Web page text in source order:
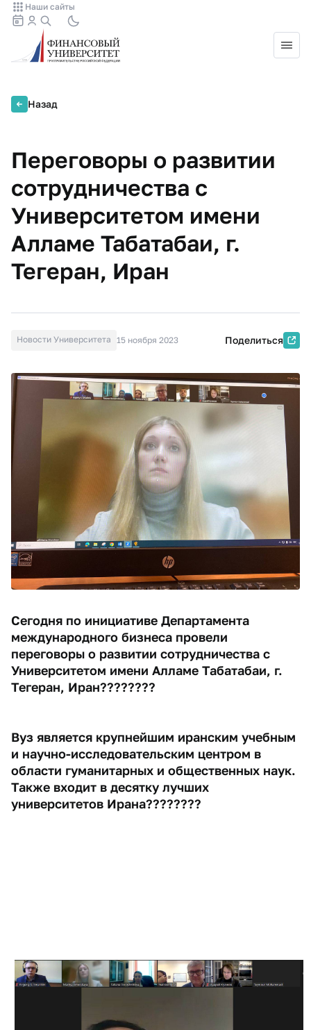
Наши сайты
Назад
Переговоры о развитии
сотрудничества с
Университетом имени
Алламе Табатабаи, г.
Тегеран, Иран
Новости Университета 15 ноября 2023 Поделиться
Сегодня по инициативе Департамента
международного бизнеса провели
переговоры о развитии сотрудничества с
Университетом имени Алламе Табатабаи, г.
Тегеран, Иран????????
Вуз является крупнейшим иранским учебным
и научно-исследовательским центром в
области гуманитарных и общественных наук.
Также входит в десятку лучших
университетов Ирана????????